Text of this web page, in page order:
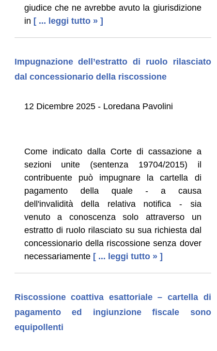
giudice che ne avrebbe avuto la giurisdizione
in [ ... leggi tutto » ]
Impugnazione dell’estratto di ruolo rilasciato
dal concessionario della riscossione
12 Dicembre 2025 - Loredana Pavolini
Come indicato dalla Corte di cassazione a
sezioni unite (sentenza 19704/2015) il
contribuente può impugnare la cartella di
pagamento della quale - a causa
dell'invalidità della relativa notifica - sia
venuto a conoscenza solo attraverso un
estratto di ruolo rilasciato su sua richiesta dal
concessionario della riscossione senza dover
necessariamente [ ... leggi tutto » ]
Riscossione coattiva esattoriale – cartella di
pagamento ed ingiunzione fiscale sono
equipollenti